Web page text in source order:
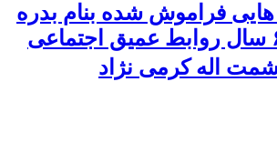
هایی فراموش شده بنام بدره
و سربندر با ۶۰ سال روابط عمیق اجتماعی
اله کرمی نژاد